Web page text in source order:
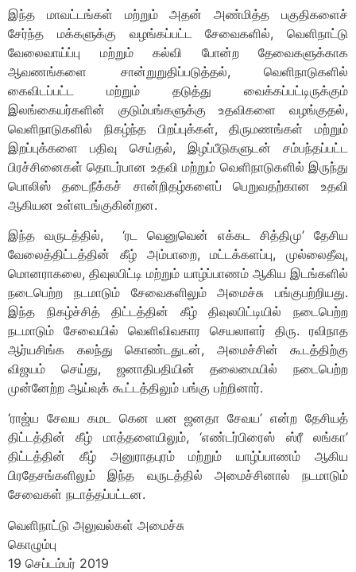
இந்த மாவட்டங்கள் மற்றும் அதன் அண்மித்த பகுதிகளைச்
சேர்ந்த மக்களுக்கு வழங்கப்பட்ட சேவைகளில், வெளிநாட்டு
வேலைவாய்ப்பு மற்றும் கல்வி போன்ற தேவைகளுக்காக
ஆவணங்களை சான்றுறுதிப்படுத்தல், வெளிநாடுகளில்
கைவிடப்பட்ட மற்றும் தடுத்து வைக்கப்பட்டிருக்கும்
இலங்கையர்களின் குடும்பங்களுக்கு உதவிகளை வழங்குதல்,
வெளிநாடுகளில் நிகழ்ந்த பிறப்புக்கள், திருமணங்கள் மற்றும்
இறப்புக்களை பதிவு செய்தல், இழப்பீடுகளுடன் சம்பந்தப்பட்ட
பிரச்சினைகள் தொடர்பான உதவி மற்றும் வெளிநாடுகளில் இருந்து
பொலிஸ் தடைநீக்கச் சான்றிதழ்களைப் பெறுவதற்கான உதவி
ஆகியன உள்ளடங்குகின்றன.
இந்த வருடத்தில், ‘ரட வெனுவென் எக்கட சித்திமு’ தேசிய
வேலைத்திட்டத்தின் கீழ் அம்பாறை, மட்டக்களப்பு, முல்லைதீவு,
மொனராகலை, திவுலபிட்டி மற்றும் யாழ்ப்பாணம் ஆகிய இடங்களில்
நடைபெற்ற நடமாடும் சேவைகளிலும் அமைச்சு பங்குபற்றியது.
இந்த நிகழ்ச்சித் திட்டத்தின் கீழ் திவுலபிட்டியில் நடைபெற்ற
நடமாடும் சேவையில் வெளிவிவகார செயலாளர் திரு. ரவிநாத
ஆர்யசிங்க கலந்து கொண்டதுடன், அமைச்சின் கூடத்திற்கு
விஜயம் செய்து, ஜனாதிபதியின் தலைமையில் நடைபெற்ற
முன்னேற்ற ஆய்வுக் கூட்டத்திலும் பங்கு பற்றினார்.
‘ராஜ்ய சேவய கமட கென யன ஜனதா சேவய’ என்ற தேசியத்
திட்டத்தின் கீழ் மாத்தளையிலும், ‘எண்டர்பிரைஸ் ஸ்ரீ லங்கா’
திட்டத்தின் கீழ் அனுராதபுரம் மற்றும் யாழ்ப்பாணம் ஆகிய
பிரதேசங்களிலும் இந்த வருடத்தில் அமைச்சினால் நடமாடும்
சேவைகள் நடாத்தப்பட்டன.
வெளிநாட்டு அலுவல்கள் அமைச்சு
கொழும்பு
19 செப்டம்பர் 2019